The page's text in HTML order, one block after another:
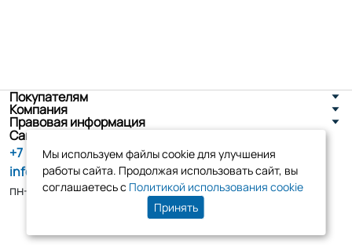
Покупателям
Компания
Правовая информация
Санкт-Петербург, ул. Новоселов д. 8
+7 (800) 555-86-90
info@tk-elko.ru
пн-пт, 10:00 - 18:00
Мы используем файлы cookie для улучшения
работы сайта. Продолжая использовать сайт, вы
соглашаетесь с Политикой использования cookie
Принять